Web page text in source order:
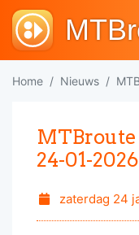
Home Nieuws
MTBroute
24-01-2026
zaterdag 24